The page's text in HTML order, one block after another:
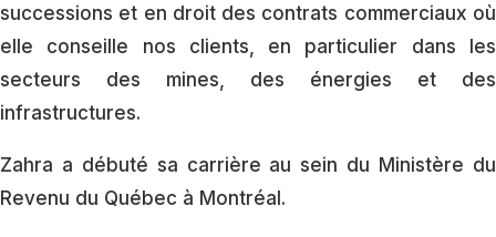
successions et en droit des contrats commerciaux où
elle conseille nos clients, en particulier dans les
secteurs des mines, des énergies et des
infrastructures.
Zahra a débuté sa carrière au sein du Ministère du
Revenu du Québec à Montréal.